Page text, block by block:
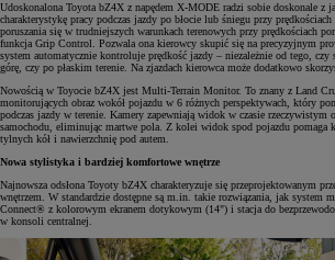
Udoskonalona Toyota bZ4X z napędem X-MODE radzi sobie doskonale z
charakterystykę pracy podczas jazdy po błocie lub śniegu przy
poruszania się w trudniejszych warunkach terenowych przy prędkościach
funkcja Grip Control. Pozwala ona kierowcy skupić się na precyzyjnym
system automatycznie kontroluje prędkość jazdy – niezależnie od tego, czy
górę, czy po płaskim terenie. Na zjazdach kierowca może dodatkowo
Nowością w Toyocie bZ4X jest Multi-Terrain Monitor. To znany z Land
monitorujących obraz wokół pojazdu w 6 różnych perspektywach, który
podczas jazdy w terenie. Kamery zapewniają widok w czasie rzeczywistym
samochodu, eliminując martwe pola. Z kolei widok spod pojazdu pomaga
tylnych kół i nawierzchnię pod autem.
Nowa stylistyka i bardziej komfortowe wnętrze
Najnowsza odsłona Toyoty bZ4X charakteryzuje się przeprojektowanym
wnętrzem. W standardzie dostępne są m.in. takie rozwiązania, jak system
Connect® z kolorowym ekranem dotykowym (14") i stacja do
w konsoli centralnej.